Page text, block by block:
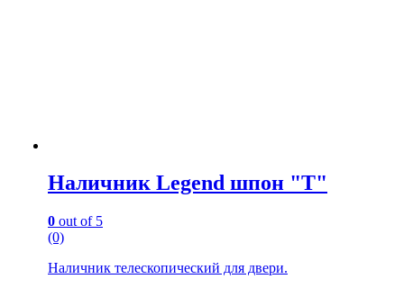
Наличник Legend шпон "Т"
0 out of 5
(0)
Наличник телескопический для двери.